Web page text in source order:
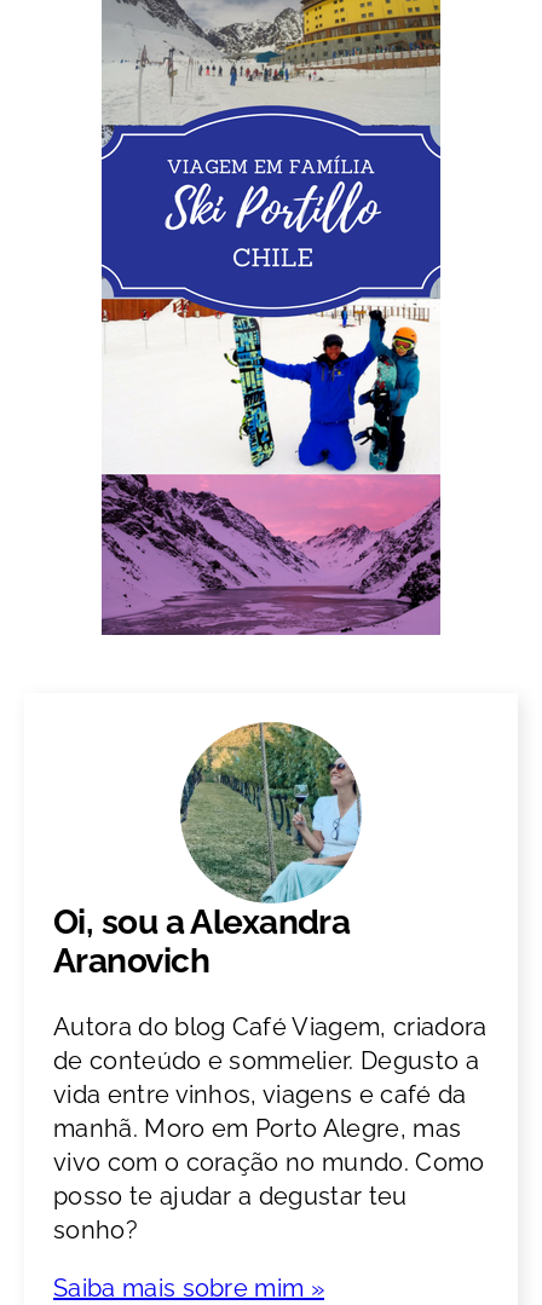
Oi, sou a Alexandra
Aranovich
Autora do blog Café Viagem, criadora
de conteúdo e sommelier. Degusto a
vida entre vinhos, viagens e café da
manhã. Moro em Porto Alegre, mas
vivo com o coração no mundo. Como
posso te ajudar a degustar teu
sonho?
Saiba mais sobre mim »